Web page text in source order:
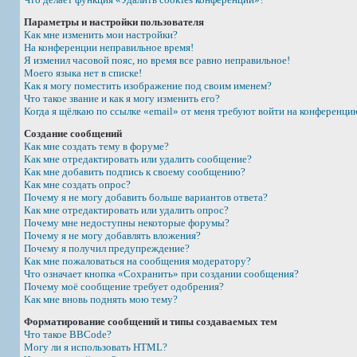
Параметры и настройки пользователя
Как мне изменить мои настройки?
На конференции неправильное время!
Я изменил часовой пояс, но время все равно неправильное!
Моего языка нет в списке!
Как я могу поместить изображение под своим именем?
Что такое звание и как я могу изменить его?
Когда я щёлкаю по ссылке «email» от меня требуют войти на
Создание сообщений
Как мне создать тему в форуме?
Как мне отредактировать или удалить сообщение?
Как мне добавить подпись к своему сообщению?
Как мне создать опрос?
Почему я не могу добавить больше вариантов ответа?
Как мне отредактировать или удалить опрос?
Почему мне недоступны некоторые форумы?
Почему я не могу добавлять вложения?
Почему я получил предупреждение?
Как мне пожаловаться на сообщения модератору?
Что означает кнопка «Сохранить» при создании сообщения?
Почему моё сообщение требует одобрения?
Как мне вновь поднять мою тему?
Форматирование сообщений и типы создаваемых тем
Что такое BBCode?
Могу ли я использовать HTML?